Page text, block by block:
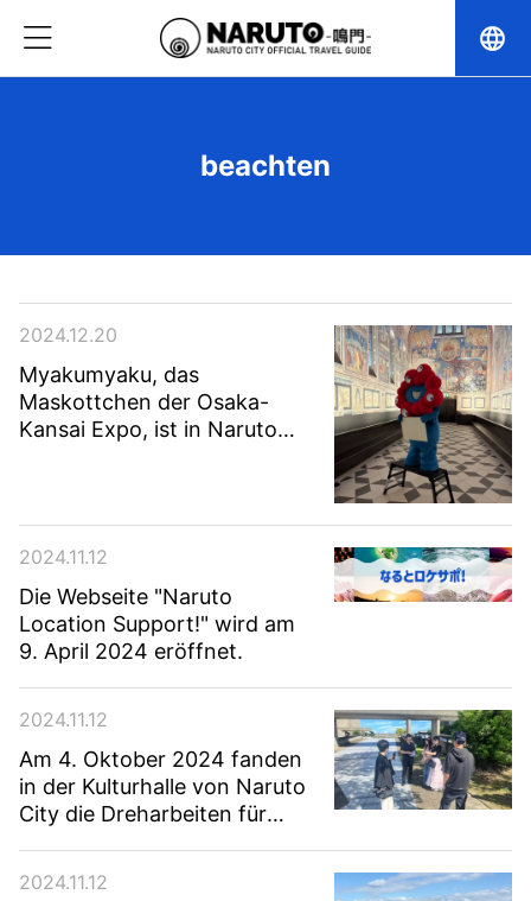
language
beachten
2024.12.20
Myakumyaku, das
Maskottchen der Osaka-
Kansai Expo, ist in Naruto
2024.11.12
Die Webseite "Naruto
Location Support!" wird am
9. April 2024 eröffnet.
2024.11.12
Am 4. Oktober 2024 fanden
in der Kulturhalle von Naruto
City die Dreharbeiten für
2024.11.12